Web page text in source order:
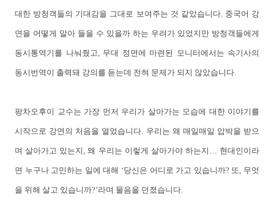
대한 방청객들의 기대감을 그대로 보여주는 것 같았습니다. 중국어 강
연을 어떻게 알아 들을 수 있을까 하는 우려가 있었지만 방청객들에게
동시통역기를 나눠줬고, 무대 정면에 마련된 모니터에서는 속기사의
동시번역이 출력돼 강의를 듣는데 전혀 문제가 되지 않았습니다.
팡차오후이 교수는 가장 먼저 우리가 살아가는 모습에 대한 이야기를
시작으로 강연의 처음을 열었습니다. 우리는 왜 매일매일 압박을 받으
며 살아가고 있는지, 왜 우리는 이렇게 살아가야 하는지… 현대인이라
면 누구나 고민하는 일에 대해 ‘당신은 어디로 가고 있습니까? 또, 무엇
을 위해 살고 있습니까?’라며 물음을 던졌습니다.